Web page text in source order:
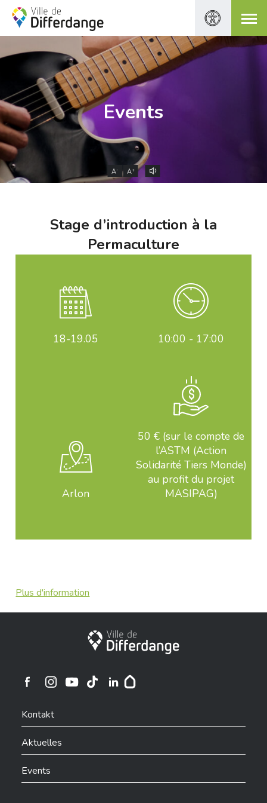
Events
A- A+
Stage d’introduction à la
Permaculture
18-19.05 10:00 - 17:00
Arlon
50 € (sur le compte de
l’ASTM (Action
Solidarité Tiers Monde)
au profit du projet
MASIPAG)
Plus d'information
Stadt Differdingen
Ville de Differdange sur Instagram
Kontakt
Aktuelles
Events